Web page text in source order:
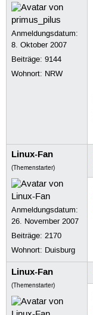
Anmeldungsdatum:
8. Oktober 2007
Beiträge:9144
Wohnort: NRW
Linux-Fan
(Themenstarter)
Anmeldungsdatum:
26. November 2007
Beiträge:2170
Wohnort: Duisburg
Linux-Fan
(Themenstarter)